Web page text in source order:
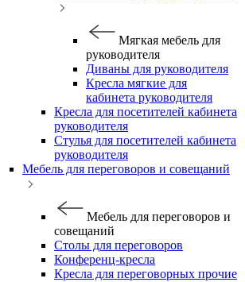
Мягкая мебель для
руководителя
Диваны для руководителя
Кресла мягкие для
кабинета руководителя
Кресла для посетителей кабинета
руководителя
Стулья для посетителей кабинета
руководителя
Мебель для переговоров и совещаний
Мебель для переговоров и
совещаний
Столы для переговоров
Конференц-кресла
Кресла для переговорных прочие